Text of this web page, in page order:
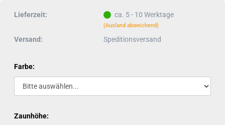
Lieferzeit: ca. 5 - 10 Werktage
(Ausland abweichend)
Versand: Speditionsversand
Farbe:
Zaunhöhe: